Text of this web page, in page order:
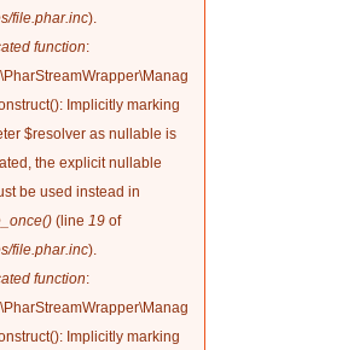
file.phar.inc).
function:
Implicitly marking
$resolver as nullable is
the explicit nullable
be used instead in
(line 19 of
file.phar.inc).
function:
Implicitly marking